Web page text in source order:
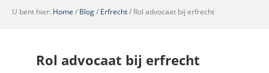
U bent hier: Home / Blog/ Erfrecht/ Rol advocaat bij erfrecht
Rol advocaat bij erfrecht